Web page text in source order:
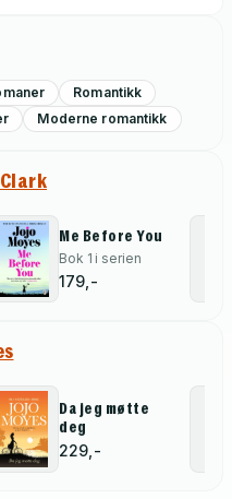
Romantikk
Moderne romantikk
Me Before You
Bok 1 i serien
179,-
Da jeg møtte
deg
229,-